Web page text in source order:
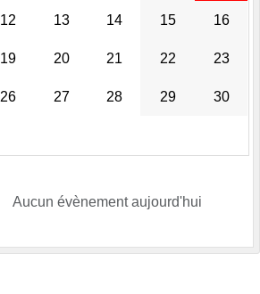
12 13 14 15 16
19 20 21 22 23
26 27 28 29 30
Aucun évènement aujourd'hui